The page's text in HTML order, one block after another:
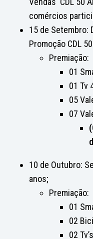
comércios
15 de Setembro:
Promoção CDL
Premiação:
01
01 Tv
05
07
10 de Outubro:
anos;
Premiação:
01
02
02